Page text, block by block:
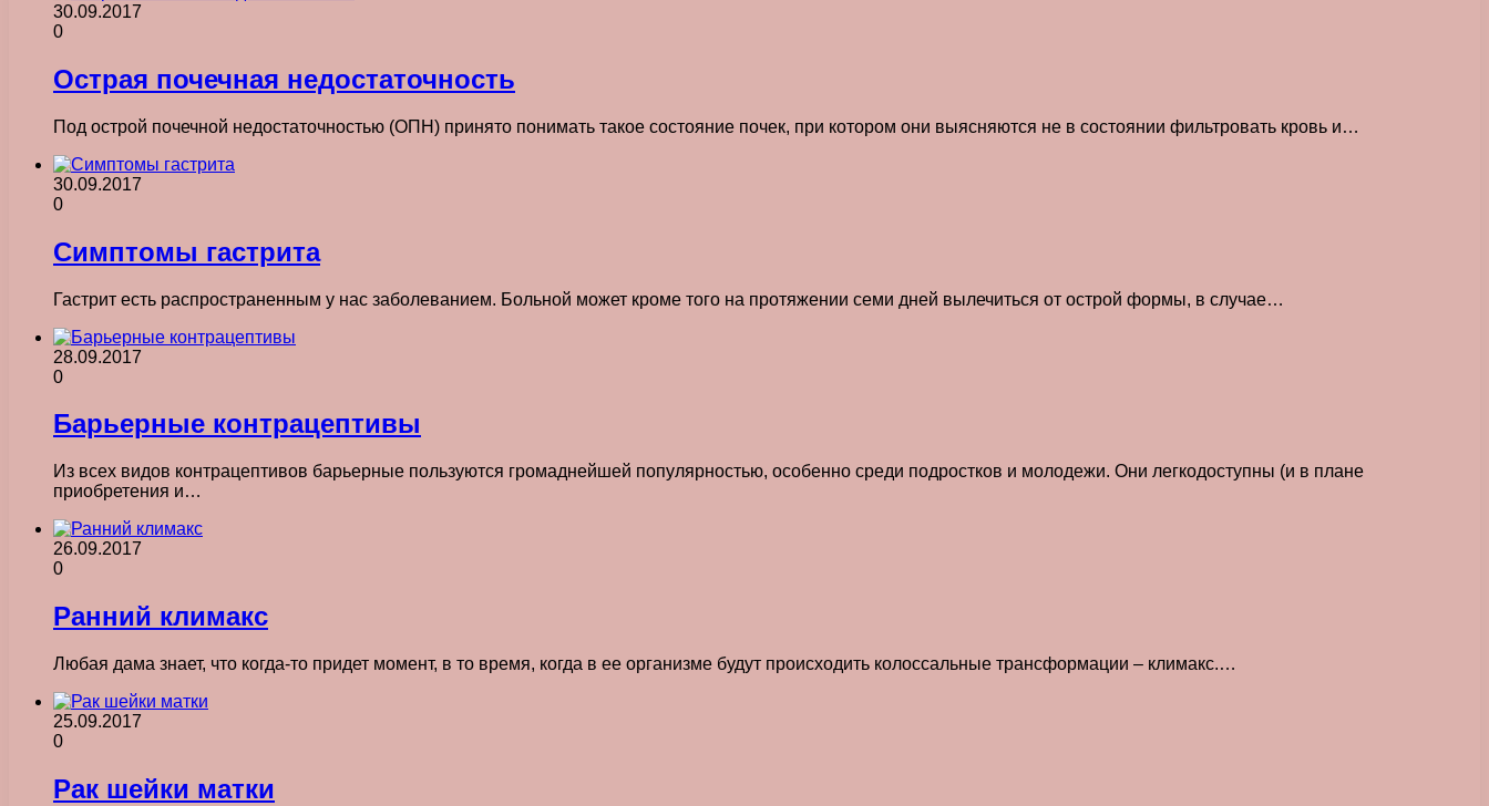
30.09.2017
0
Острая почечная недостаточность
Под острой почечной недостаточностью (ОПН) принято понимать такое состояние почек, при котором они выясняются не в состоянии фильтровать кровь и…
30.09.2017
0
Симптомы гастрита
Гастрит есть распространенным у нас заболеванием. Больной может кроме того на протяжении семи дней вылечиться от острой формы, в случае…
28.09.2017
0
Барьерные контрацептивы
Из всех видов контрацептивов барьерные пользуются громаднейшей популярностью, особенно среди подростков и молодежи. Они легкодоступны (и в плане
приобретения и…
26.09.2017
0
Ранний климакс
Любая дама знает, что когда-то придет момент, в то время, когда в ее организме будут происходить колоссальные трансформации – климакс.…
25.09.2017
0
Рак шейки матки